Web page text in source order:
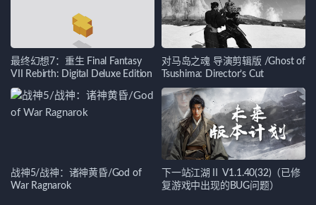
最终幻想7：重生 Final Fantasy
VII Rebirth: Digital Deluxe Edition
对马岛之魂 导演剪辑版 /Ghost of
Tsushima: Director’s Cut
战神5/战神：诸神黄昏/God of
War Ragnarok
下一站江湖Ⅱ V1.1.40(32)（已修
复游戏中出现的BUG问题）